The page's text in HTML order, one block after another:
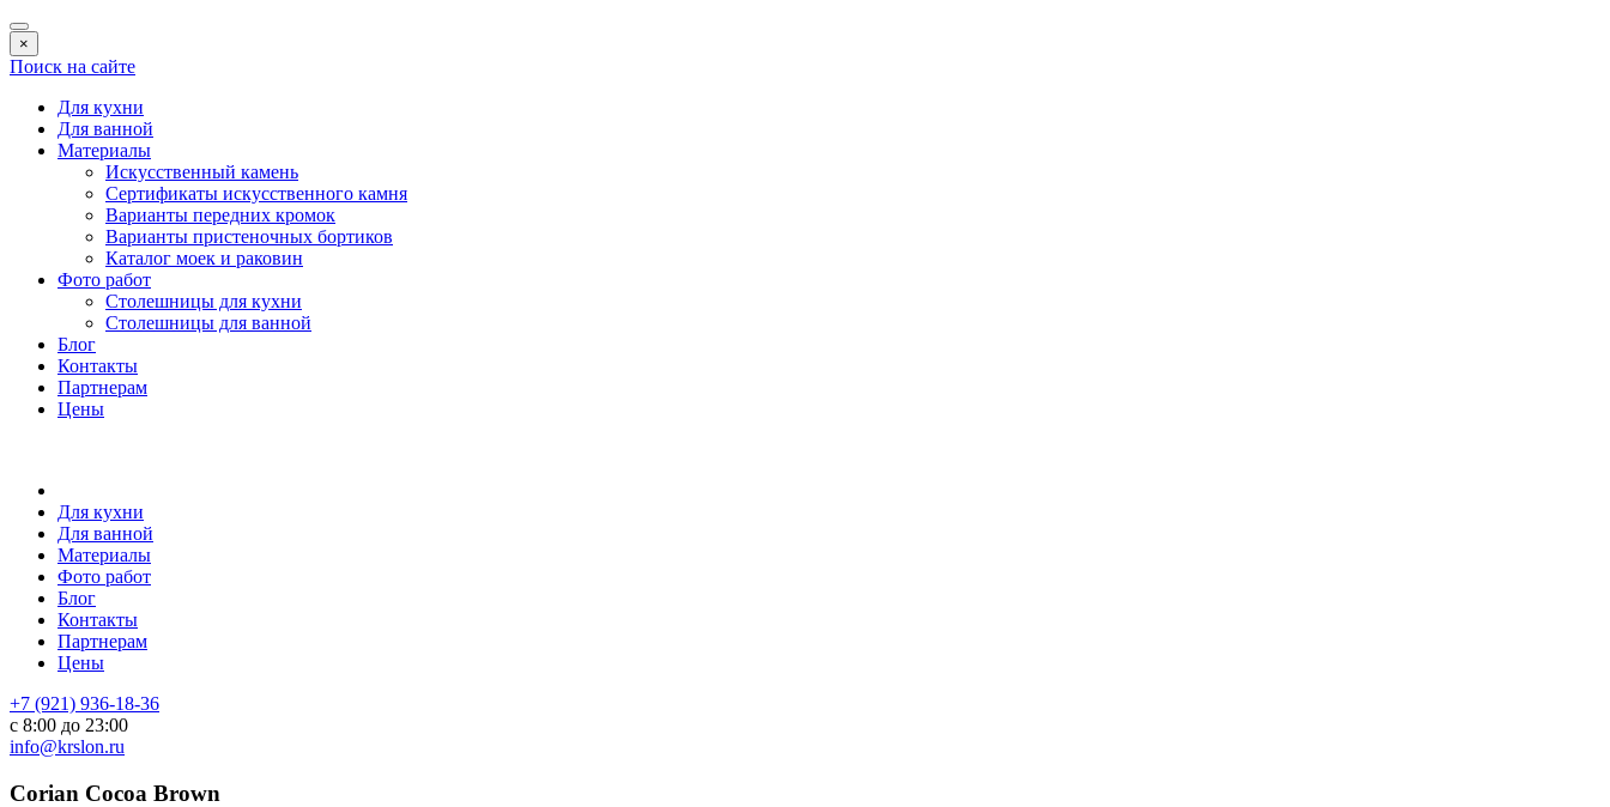
×
Поиск на сайте
Для кухни
Для ванной
Материалы
Искусственный камень
Сертификаты искусственного камня
Варианты передних кромок
Варианты пристеночных бортиков
Каталог моек и раковин
Фото работ
Столешницы для кухни
Столешницы для ванной
Блог
Контакты
Партнерам
Цены
Для кухни
Для ванной
Материалы
Фото работ
Блог
Контакты
Партнерам
Цены
+7 (921) 936-18-36
с 8:00 до 23:00
info@krslon.ru
Corian Cocoa Brown